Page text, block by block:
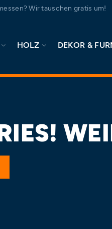
Wir tauschen gratis um!
HOLZ DEKOR &